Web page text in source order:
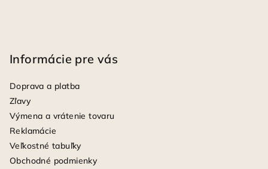
Informácie pre vás
Doprava a platba
Zľavy
Výmena a vrátenie tovaru
Reklamácie
Veľkostné tabuľky
Obchodné podmienky